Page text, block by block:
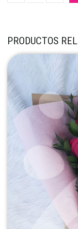
PRODUCTOS